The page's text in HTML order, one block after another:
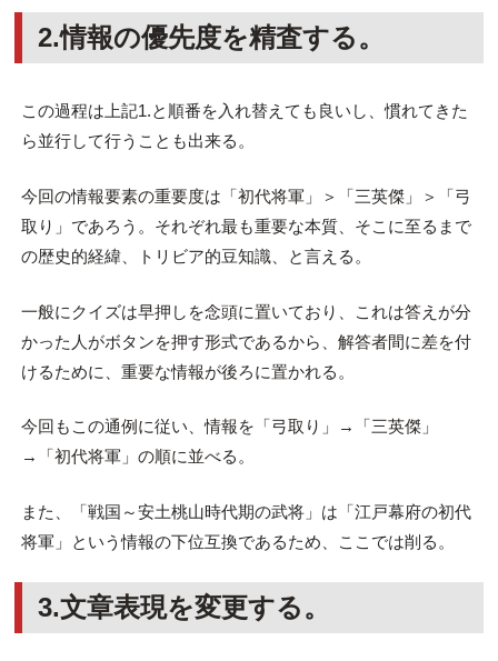
2.情報の優先度を精査する。
この過程は上記1.と順番を入れ替えても良いし、慣れてきた
ら並行して行うことも出来る。
今回の情報要素の重要度は「初代将軍」＞「三英傑」＞「弓
取り」であろう。それぞれ最も重要な本質、そこに至るまで
の歴史的経緯、トリビア的豆知識、と言える。
一般にクイズは早押しを念頭に置いており、これは答えが分
かった人がボタンを押す形式であるから、解答者間に差を付
けるために、重要な情報が後ろに置かれる。
今回もこの通例に従い、情報を「弓取り」→「三英傑」
→「初代将軍」の順に並べる。
また、「戦国～安土桃山時代期の武将」は「江戸幕府の初代
将軍」という情報の下位互換であるため、ここでは削る。
3.文章表現を変更する。